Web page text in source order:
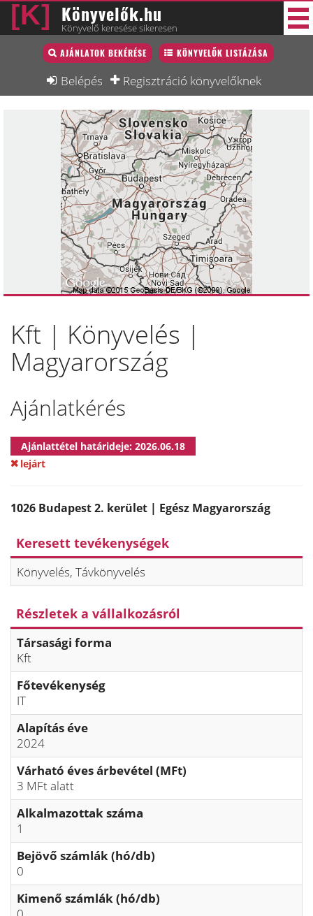
Könyvelők.hu
Könyvelő keresése sikeresen
AJÁNLATOK BEKÉRÉSE KÖNYVELŐK LISTÁZÁSA
Belépés Regisztráció könyvelőknek
Könyvelő lista
Könyvelési munkák
Képzésnaptár
Kft | Könyvelés |
Magyarország
Ajánlatkérés
Ajánlattétel határideje: 2026.06.18
lejárt
1026 Budapest 2. kerület | Egész Magyarország
Keresett tevékenységek
Könyvelés, Távkönyvelés
Részletek a vállalkozásról
Társasági forma
Kft
Főtevékenység
IT
Alapítás éve
2024
Várható éves árbevétel (MFt)
3 MFt alatt
Alkalmazottak száma
1
Bejövő számlák (hó/db)
0
Kimenő számlák (hó/db)